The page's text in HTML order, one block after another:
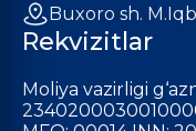
Buxoro sh.
Rekvizitlar
Moliya vazirligi